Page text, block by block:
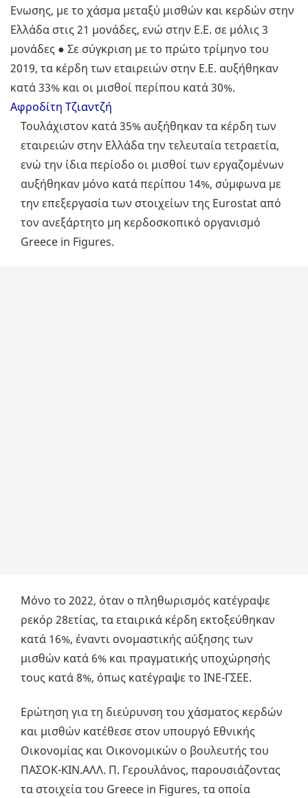
Ενωσης, με το χάσμα μεταξύ μισθών και κερδών στην
Ελλάδα στις 21 μονάδες, ενώ στην Ε.Ε. σε μόλις 3
μονάδες ● Σε σύγκριση με το πρώτο τρίμηνο του
2019, τα κέρδη των εταιρειών στην Ε.Ε. αυξήθηκαν
κατά 33% και οι μισθοί περίπου κατά 30%.
Αφροδίτη Τζιαντζή
Τουλάχιστον κατά 35% αυξήθηκαν τα κέρδη των
εταιρειών στην Ελλάδα την τελευταία τετραετία,
ενώ την ίδια περίοδο οι μισθοί των εργαζομένων
αυξήθηκαν μόνο κατά περίπου 14%, σύμφωνα με
την επεξεργασία των στοιχείων της Eurostat από
τον ανεξάρτητο μη κερδοσκοπικό οργανισμό
Greece in Figures.
Μόνο το 2022, όταν ο πληθωρισμός κατέγραψε
ρεκόρ 28ετίας, τα εταιρικά κέρδη εκτοξεύθηκαν
κατά 16%, έναντι ονομαστικής αύξησης των
μισθών κατά 6% και πραγματικής υποχώρησής
τους κατά 8%, όπως κατέγραψε το ΙΝΕ-ΓΣΕΕ.
Ερώτηση για τη διεύρυνση του χάσματος κερδών
και μισθών κατέθεσε στον υπουργό Eθνικής
Οικονομίας και Οικονομικών ο βουλευτής του
ΠΑΣΟΚ-ΚΙΝ.ΑΛΛ. Π. Γερουλάνος, παρουσιάζοντας
τα στοιχεία του Greece in Figures, τα οποία